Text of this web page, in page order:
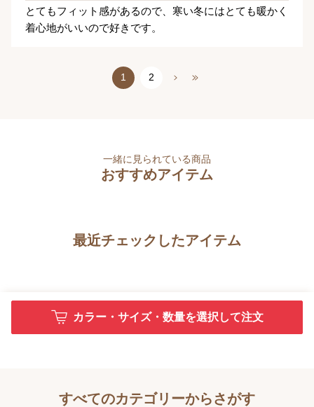
とてもフィット感があるので、寒い冬にはとても暖かく
着心地がいいので好きです。
1 2
一緒に見られている商品
おすすめアイテム
最近チェックしたアイテム
カラー・サイズ・数量を選択して注文
すべてのカテゴリーからさがす